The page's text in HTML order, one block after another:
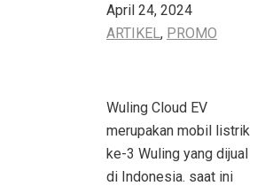
April 24, 2024
ARTIKEL, PROMO
Wuling Cloud EV
merupakan mobil listrik
ke-3 Wuling yang dijual
di Indonesia. saat ini